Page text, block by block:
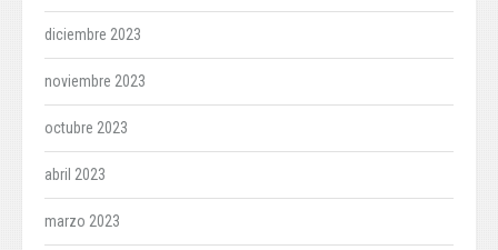
diciembre 2023
noviembre 2023
octubre 2023
abril 2023
marzo 2023